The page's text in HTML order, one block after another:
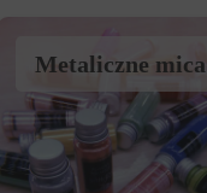
metaliczne mica